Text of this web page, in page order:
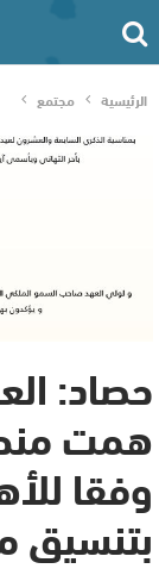
الرئيسية مجتمع
حصاد:
همت
وفقا
بتنسيق